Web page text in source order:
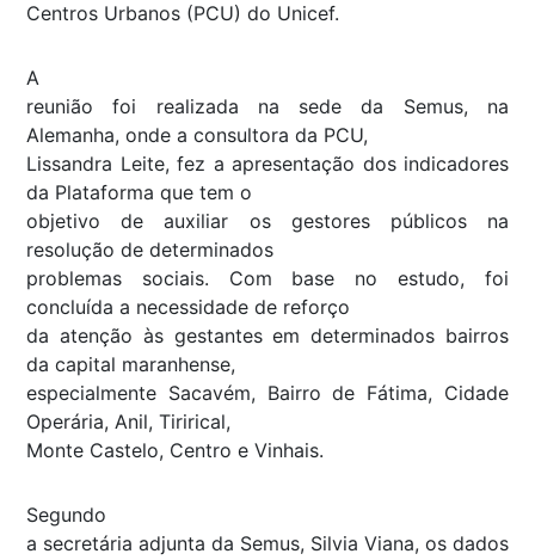
Centros Urbanos (PCU) do Unicef.
A
reunião foi realizada na sede da Semus, na
Alemanha, onde a consultora da PCU,
Lissandra Leite, fez a apresentação dos indicadores
da Plataforma que tem o
objetivo de auxiliar os gestores públicos na
resolução de determinados
problemas sociais. Com base no estudo, foi
concluída a necessidade de reforço
da atenção às gestantes em determinados bairros
da capital maranhense,
especialmente Sacavém, Bairro de Fátima, Cidade
Operária, Anil, Tirirical,
Monte Castelo, Centro e Vinhais.
Segundo
a secretária adjunta da Semus, Silvia Viana, os dados